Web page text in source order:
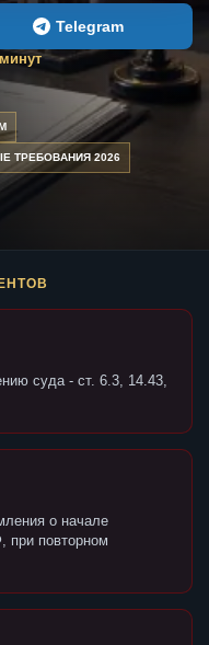
Telegram
ТРЕБОВАНИЯ 2026
суда - ст. 6.3, 14.43,
о начале
при повторном